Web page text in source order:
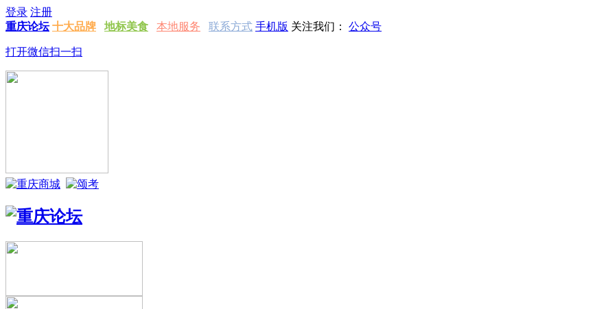
登录 注册
重庆论坛 十大品牌 地标美食 本地服务 联系方式 手机版 关注我们： 公众号
打开微信扫一扫